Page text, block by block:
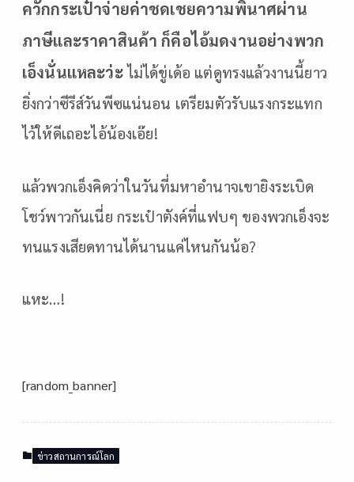
ควักกระเป๋าจ่ายค่าชดเชยความพินาศผ่าน
ภาษีและราคาสินค้า ก็คือไอ้มดงานอย่างพวก
เอ็งนั่นแหละว่ะไม่ได้ขู่เด้อ แต่ดูทรงแล้วงานนี้ยาว
ยิ่งกว่าซีรีส์วันพีซแน่นอน เตรียมตัวรับแรงกระแทก
ไว้ให้ดีเถอะไอ้น้องเอ๊ย!
แล้วพวกเอ็งคิดว่าในวันที่มหาอำนาจเขายิงระเบิด
โชว์พาวกันเนี่ย กระเป๋าตังค์ที่แฟบๆ ของพวกเอ็งจะ
ทนแรงเสียดทานได้นานแค่ไหนกันน้อ?
แหะ…!
[random_banner]
ข่าวสถานการณ์โลก